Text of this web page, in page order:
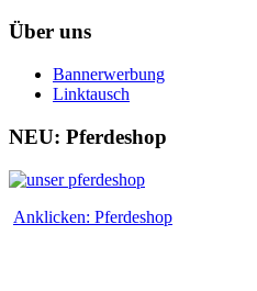
Über uns
Bannerwerbung
Linktausch
NEU: Pferdeshop
Anklicken: Pferdeshop